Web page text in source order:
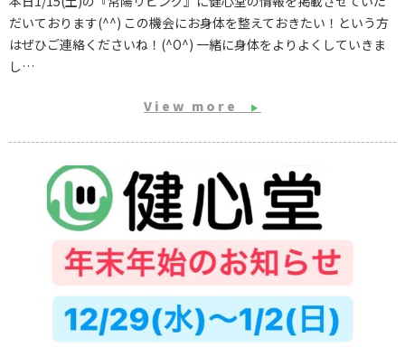
だいております(^^) この機会にお身体を整えておきたい！という方
はぜひご連絡くださいね！(^O^) 一緒に身体をよりよくしていきま
し…
View more ▶